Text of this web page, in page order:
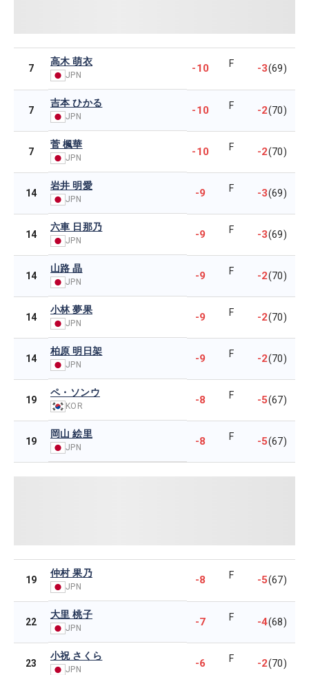
7
高木 萌衣
JPN
-10 F -3(69)
7
吉本 ひかる
JPN -10 F -2(70)
7
菅 楓華
JPN -10 F -2(70)
14
岩井 明愛
JPN -9 F -3(69)
14
六車 日那乃
JPN -9 F -3(69)
14
山路 晶
JPN -9 F -2(70)
14
小林 夢果
JPN -9 F -2(70)
14
柏原 明日架
JPN -9 F -2(70)
19
ペ・ソンウ
KOR -8 F -5(67)
19
岡山 絵里
JPN -8 F -5(67)
19
仲村 果乃
JPN
-8 F -5(67)
22
大里 桃子
JPN -7 F -4(68)
23
小祝 さくら
JPN -6 F -2(70)